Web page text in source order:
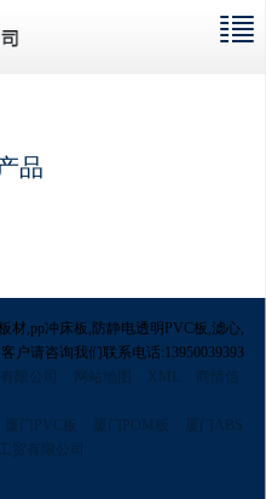
品
材,pp冲床板,防静电透明PVC板,滤心,
户请咨询我们联系电话:13950039393
限公司 网站地图 XML
商情信
厦门PVC板 厦门POM板
厦门ABS
贸有限公司